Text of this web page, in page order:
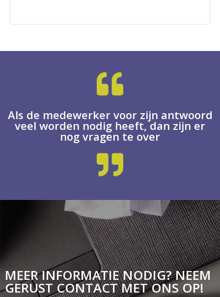
Als de medewerker voor zijn antwoord
veel worden nodig heeft, dan zijn er
nog vragen te over
MEER INFORMATIE NODIG? NEEM
GERUST CONTACT MET ONS OP!